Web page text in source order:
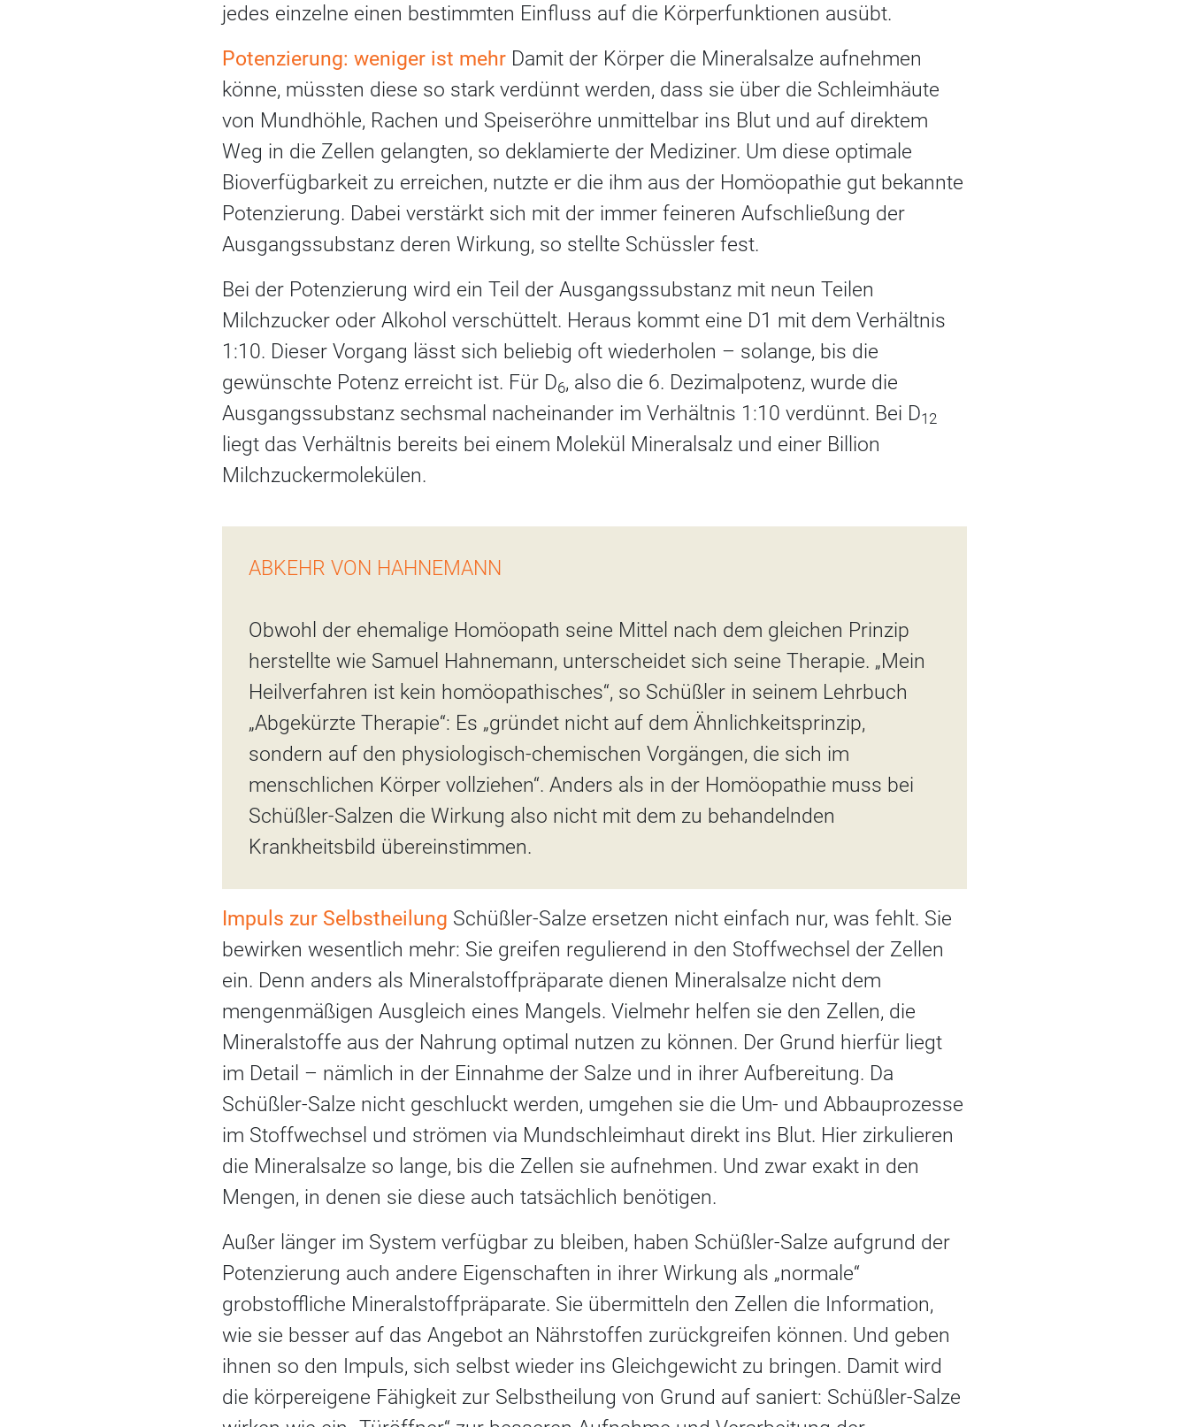
jedes einzelne einen bestimmten Einfluss auf die Körperfunktionen ausübt.
Potenzierung: weniger ist mehr Damit der Körper die Mineralsalze aufnehmen
könne, müssten diese so stark verdünnt werden, dass sie über die Schleimhäute
von Mundhöhle, Rachen und Speiseröhre unmittelbar ins Blut und auf direktem
Weg in die Zellen gelangten, so deklamierte der Mediziner. Um diese optimale
Bioverfügbarkeit zu erreichen, nutzte er die ihm aus der Homöopathie gut bekannte
Potenzierung. Dabei verstärkt sich mit der immer feineren Aufschließung der
Ausgangssubstanz deren Wirkung, so stellte Schüssler fest.
Bei der Potenzierung wird ein Teil der Ausgangssubstanz mit neun Teilen
Milchzucker oder Alkohol verschüttelt. Heraus kommt eine D1 mit dem Verhältnis
1:10. Dieser Vorgang lässt sich beliebig oft wiederholen – solange, bis die
gewünschte Potenz erreicht ist. Für D6, also die 6. Dezimalpotenz, wurde die
Ausgangssubstanz sechsmal nacheinander im Verhältnis 1:10 verdünnt. Bei D12
liegt das Verhältnis bereits bei einem Molekül Mineralsalz und einer Billion
Milchzuckermolekülen.
ABKEHR VON HAHNEMANN
Obwohl der ehemalige Homöopath seine Mittel nach dem gleichen Prinzip
herstellte wie Samuel Hahnemann, unterscheidet sich seine Therapie. „Mein
Heilverfahren ist kein homöopathisches“, so Schüßler in seinem Lehrbuch
„Abgekürzte Therapie“: Es „gründet nicht auf dem Ähnlichkeitsprinzip,
sondern auf den physiologisch-chemischen Vorgängen, die sich im
menschlichen Körper vollziehen“. Anders als in der Homöopathie muss bei
Schüßler-Salzen die Wirkung also nicht mit dem zu behandelnden
Krankheitsbild übereinstimmen.
Impuls zur Selbstheilung Schüßler-Salze ersetzen nicht einfach nur, was fehlt. Sie
bewirken wesentlich mehr: Sie greifen regulierend in den Stoffwechsel der Zellen
ein. Denn anders als Mineralstoffpräparate dienen Mineralsalze nicht dem
mengenmäßigen Ausgleich eines Mangels. Vielmehr helfen sie den Zellen, die
Mineralstoffe aus der Nahrung optimal nutzen zu können. Der Grund hierfür liegt
im Detail – nämlich in der Einnahme der Salze und in ihrer Aufbereitung. Da
Schüßler-Salze nicht geschluckt werden, umgehen sie die Um- und Abbauprozesse
im Stoffwechsel und strömen via Mundschleimhaut direkt ins Blut. Hier zirkulieren
die Mineralsalze so lange, bis die Zellen sie aufnehmen. Und zwar exakt in den
Mengen, in denen sie diese auch tatsächlich benötigen.
Außer länger im System verfügbar zu bleiben, haben Schüßler-Salze aufgrund der
Potenzierung auch andere Eigenschaften in ihrer Wirkung als „normale“
grobstoffliche Mineralstoffpräparate. Sie übermitteln den Zellen die Information,
wie sie besser auf das Angebot an Nährstoffen zurückgreifen können. Und geben
ihnen so den Impuls, sich selbst wieder ins Gleichgewicht zu bringen. Damit wird
die körpereigene Fähigkeit zur Selbstheilung von Grund auf saniert: Schüßler-Salze